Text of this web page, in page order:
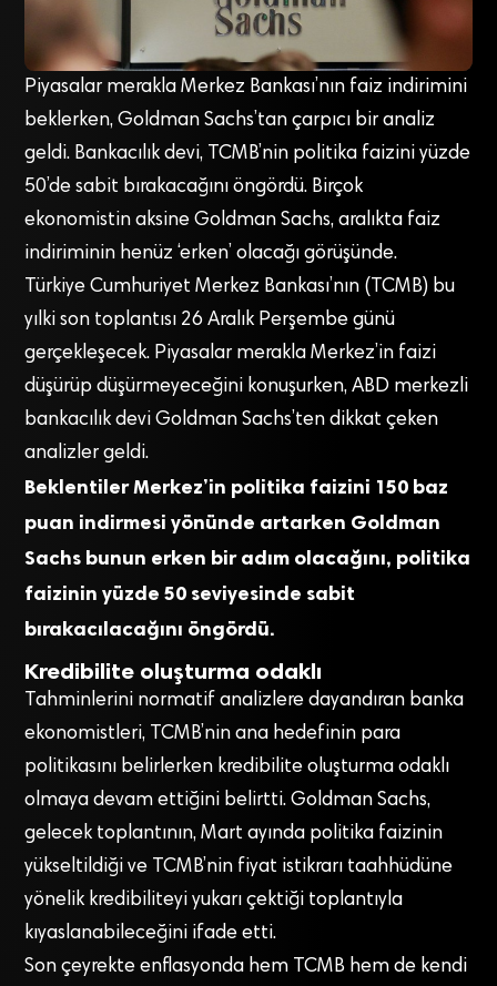
Piyasalar merakla Merkez Bankası’nın faiz indirimini
beklerken, Goldman Sachs’tan çarpıcı bir analiz
geldi. Bankacılık devi, TCMB’nin politika faizini yüzde
50’de sabit bırakacağını öngördü. Birçok
ekonomistin aksine Goldman Sachs, aralıkta faiz
indiriminin henüz ‘erken’ olacağı görüşünde.
Türkiye Cumhuriyet Merkez Bankası’nın (TCMB) bu
yılki son toplantısı 26 Aralık Perşembe günü
gerçekleşecek. Piyasalar merakla Merkez’in faizi
düşürüp düşürmeyeceğini konuşurken, ABD merkezli
bankacılık devi Goldman Sachs’ten dikkat çeken
analizler geldi.
Beklentiler Merkez’in politika faizini 150 baz
puan indirmesi yönünde artarken Goldman
Sachs bunun erken bir adım olacağını, politika
faizinin yüzde 50 seviyesinde sabit
bırakacılacağını öngördü.
Kredibilite oluşturma odaklı
Tahminlerini normatif analizlere dayandıran banka
ekonomistleri, TCMB’nin ana hedefinin para
politikasını belirlerken kredibilite oluşturma odaklı
olmaya devam ettiğini belirtti. Goldman Sachs,
gelecek toplantının, Mart ayında politika faizinin
yükseltildiği ve TCMB’nin fiyat istikrarı taahhüdüne
yönelik kredibiliteyi yukarı çektiği toplantıyla
kıyaslanabileceğini ifade etti.
Son çeyrekte enflasyonda hem TCMB hem de kendi